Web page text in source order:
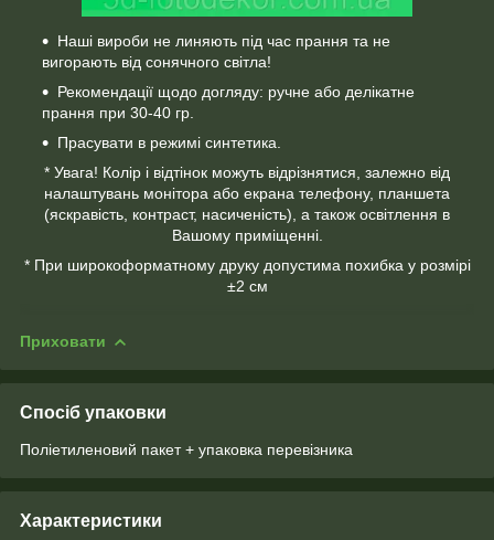
Наші вироби не линяють під час прання та не
вигорають від сонячного світла!
Рекомендації щодо догляду: ручне або делікатне
прання при 30-40 гр.
Прасувати в режимі синтетика.
* Увага! Колір і відтінок можуть відрізнятися, залежно від
налаштувань монітора або екрана телефону, планшета
(яскравість, контраст, насиченість), а також освітлення в
Вашому приміщенні.
* При широкоформатному друку допустима похибка у розмірі
±2 см
Приховати
Спосіб упаковки
Поліетиленовий пакет + упаковка перевізника
Характеристики